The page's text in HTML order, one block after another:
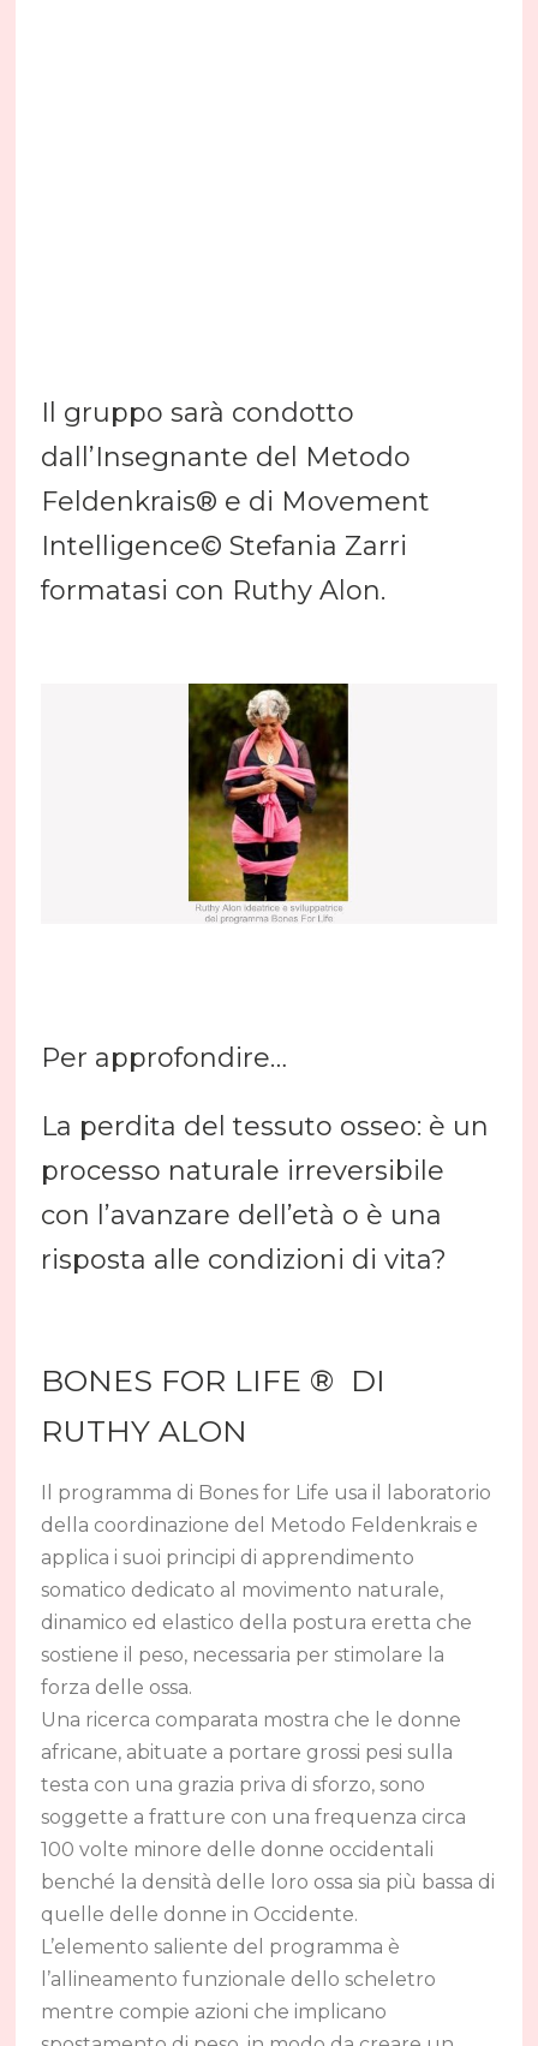
Il gruppo sarà condotto
dall’Insegnante del Metodo
Feldenkrais® e di Movement
Intelligence© Stefania Zarri
formatasi con Ruthy Alon.
Per approfondire…
La perdita del tessuto osseo: è un
processo naturale irreversibile
con l’avanzare dell’età o è una
risposta alle condizioni di vita?
BONES FOR LIFE ® DI
RUTHY ALON
Il programma di Bones for Life usa il laboratorio
della coordinazione del Metodo Feldenkrais e
applica i suoi principi di apprendimento
somatico dedicato al movimento naturale,
dinamico ed elastico della postura eretta che
sostiene il peso, necessaria per stimolare la
forza delle ossa.
Una ricerca comparata mostra che le donne
africane, abituate a portare grossi pesi sulla
testa con una grazia priva di sforzo, sono
soggette a fratture con una frequenza circa
100 volte minore delle donne occidentali
benché la densità delle loro ossa sia più bassa di
quelle delle donne in Occidente.
L’elemento saliente del programma è
l’allineamento funzionale dello scheletro
mentre compie azioni che implicano